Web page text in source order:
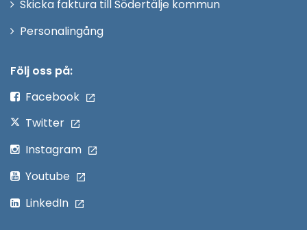
Skicka faktura till Södertälje kommun
PersonalingångÖppna
Följ oss på:
Facebook
Twitter
Instagram
Youtube
LinkedIn